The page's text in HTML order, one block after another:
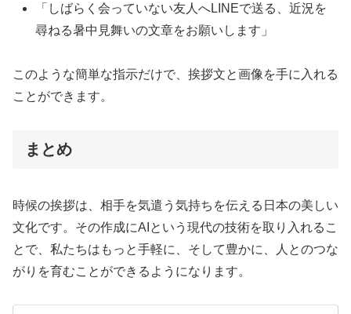
「しばらく会っていない友人へLINEで送る、近況を
尋ねる暑中見舞いの文章をお願いします」
このような簡単な指示だけで、挨拶文と画像を手に入れる
ことができます。
まとめ
時候の挨拶は、相手を気遣う気持ちを伝える日本の美しい
文化です。その作成にAIという現代の技術を取り入れるこ
とで、私たちはもっと手軽に、そして豊かに、人とのつな
がりを育むことができるようになります。